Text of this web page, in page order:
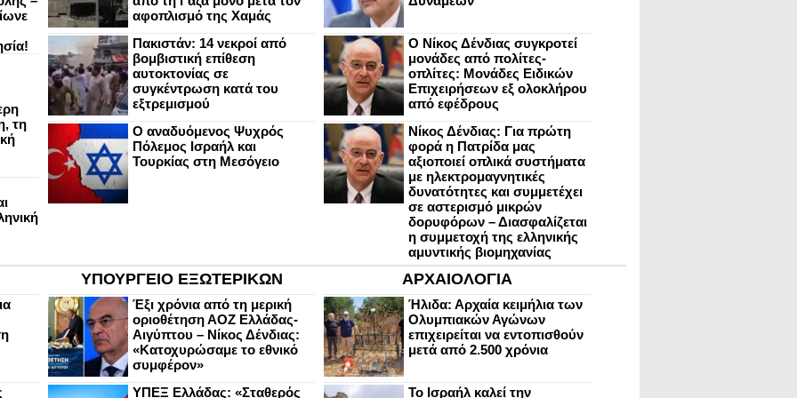
τη
αφοπλισμό της Χαμάς
Πακιστάν: 14 νεκροί από
βομβιστική επίθεση
αυτοκτονίας σε
συγκέντρωση κατά του
εξτρεμισμού
Ο αναδυόμενος Ψυχρός
Πόλεμος Ισραήλ και
Τουρκίας στη Μεσόγειο
Ο Νίκος Δένδιας συγκροτεί
μονάδες από πολίτες-
οπλίτες: Μονάδες Ειδικών
Επιχειρήσεων εξ ολοκλήρου
από εφέδρους
Νίκος Δένδιας: Για πρώτη
φορά η Πατρίδα μας
αξιοποιεί οπλικά συστήματα
με ηλεκτρομαγνητικές
δυνατότητες και συμμετέχει
σε αστερισμό μικρών
δορυφόρων – Διασφαλίζεται
η συμμετοχή της ελληνικής
αμυντικής βιομηχανίας
ΥΠΟΥΡΓΕΙΟ ΕΞΩΤΕΡΙΚΩΝ
Έξι χρόνια από τη μερική
οριοθέτηση ΑΟΖ Ελλάδας-
Αιγύπτου – Νίκος Δένδιας:
«Κατοχυρώσαμε το εθνικό
συμφέρον»
ΥΠΕΞ Ελλάδας: «Σταθερός
ΑΡΧΑΙΟΛΟΓΙΑ
Ήλιδα: Αρχαία κειμήλια των
Ολυμπιακών Αγώνων
επιχειρείται να εντοπισθούν
μετά από 2.500 χρόνια
Το Ισραήλ καλεί την